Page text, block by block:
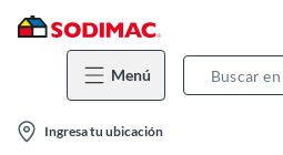
Menú
location-
icon
Ingresa tu ubicación